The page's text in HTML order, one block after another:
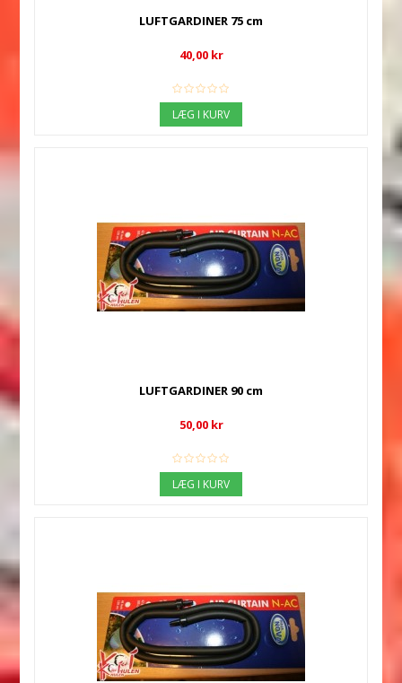
LUFTGARDINER 75 cm
40,00 kr
LÆG I KURV
LUFTGARDINER 90 cm
50,00 kr
LÆG I KURV